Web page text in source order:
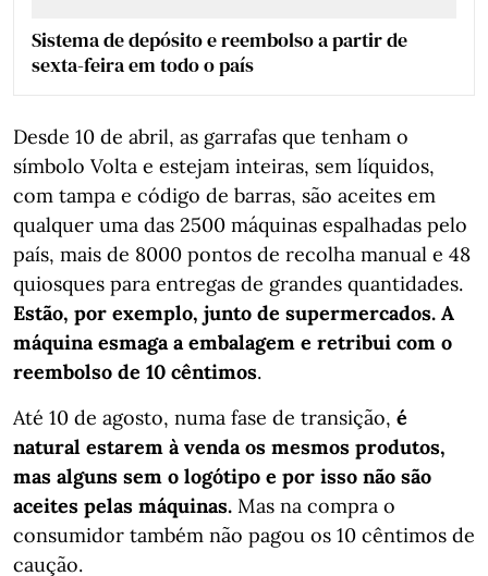
Sistema de depósito e reembolso a partir de
sexta-feira em todo o país
Desde 10 de abril, as garrafas que tenham o
símbolo Volta e estejam inteiras, sem líquidos,
com tampa e código de barras, são aceites em
qualquer uma das 2500 máquinas espalhadas pelo
país, mais de 8000 pontos de recolha manual e 48
quiosques para entregas de grandes quantidades.
Estão, por exemplo, junto de supermercados. A
máquina esmaga a embalagem e retribui com o
reembolso de 10 cêntimos.
Até 10 de agosto, numa fase de transição, é
natural estarem à venda os mesmos produtos,
mas alguns sem o logótipo e por isso não são
aceites pelas máquinas. Mas na compra o
consumidor também não pagou os 10 cêntimos de
caução.